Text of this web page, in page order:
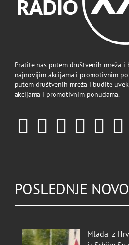
Pratite nas putem društvenih mreža i
najnovijim akcijama i promotivnim
putem društvenih mreža i budite
akcijama i promotivnim ponudama.
POSLEDNJE
Mlada iz